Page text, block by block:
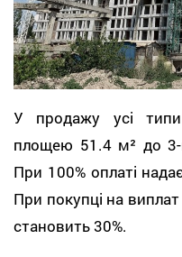
У продажу усі типи
площею 51.4 м² до
При 100% оплаті
При покупці на
становить 30%.